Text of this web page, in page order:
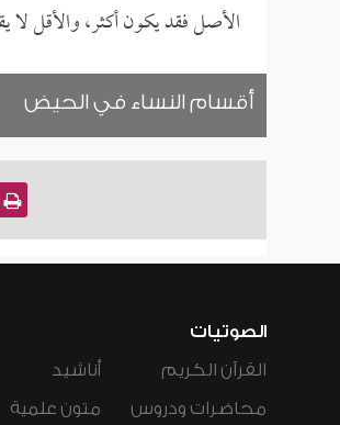
الأصل فقد يكون أكثر، والأقل
أقسام النساء في الحيض
الصوتيات
القرآن الكريم
محاضرات ودروس
أناشيد
متون علمية